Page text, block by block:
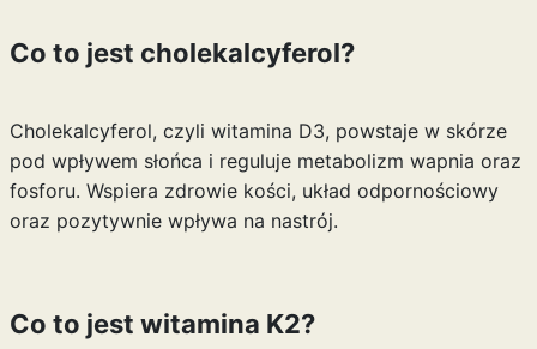
Co to jest cholekalcyferol?
Cholekalcyferol, czyli witamina D3, powstaje w skórze
pod wpływem słońca i reguluje metabolizm wapnia oraz
fosforu. Wspiera zdrowie kości, układ odpornościowy
oraz pozytywnie wpływa na nastrój.
Co to jest witamina K2?